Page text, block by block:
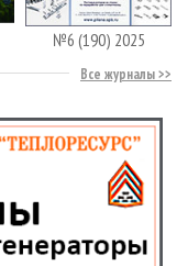
№6 (190) 2025
Все журналы